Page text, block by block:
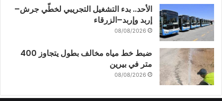
الأحد.. بدء التشغيل التجريبي لخطّي جرش–
إربد وإربد–الزرقاء
08/08/2026
ضبط خط مياه مخالف بطول يتجاوز 400
متر في بيرين
08/08/2026